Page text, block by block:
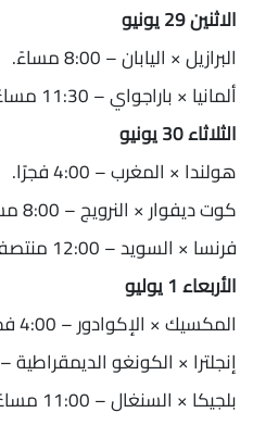
الاثنين 29 يونيو
البرازيل × اليابان – 8:00 مساءً.
ألمانيا × باراجواي – 11:30 مساءً.
الثلاثاء 30 يونيو
هولندا × المغرب – 4:00 فجرًا.
كوت ديفوار × النرويج – 8:00 مساءً.
فرنسا × السويد – 12:00 منتصف الليل.
الأربعاء 1 يوليو
المكسيك × الإكوادور – 4:00 فجرًا.
إنجلترا × الكونغو الديمقراطية – 7:00 مساءً.
بلجيكا × السنغال – 11:00 مساءً.